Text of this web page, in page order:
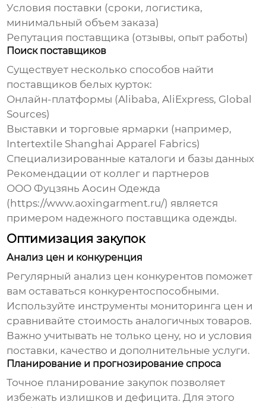
Условия поставки (сроки, логистика,
минимальный объем заказа)
Репутация поставщика (отзывы, опыт работы)
Поиск поставщиков
Существует несколько способов найти
поставщиков белых курток:
Онлайн-платформы (Alibaba, AliExpress, Global
Sources)
Выставки и торговые ярмарки (например,
Intertextile Shanghai Apparel Fabrics)
Специализированные каталоги и базы данных
Рекомендации от коллег и партнеров
ООО Фуцзянь Аосин Одежда
( https://www.aoxingarment.ru/) является
примером надежного поставщика одежды.
Оптимизация закупок
Анализ цен и конкуренция
Регулярный анализ цен конкурентов поможет
вам оставаться конкурентоспособными.
Используйте инструменты мониторинга цен и
сравнивайте стоимость аналогичных товаров.
Важно учитывать не только цену, но и условия
поставки, качество и дополнительные услуги.
Планирование и прогнозирование спроса
Точное планирование закупок позволяет
избежать излишков и дефицита. Для этого